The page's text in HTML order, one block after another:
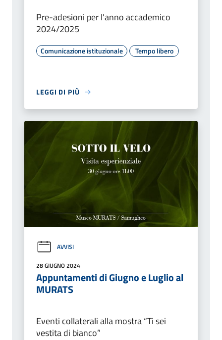
Pre-adesioni per l'anno accademico
2024/2025
Comunicazione istituzionale Tempo libero
LEGGI DI PIÙ
AVVISI
28 GIUGNO 2024
Appuntamenti di Giugno e Luglio al
MURATS
Eventi collaterali alla mostra “Ti sei
vestita di bianco”